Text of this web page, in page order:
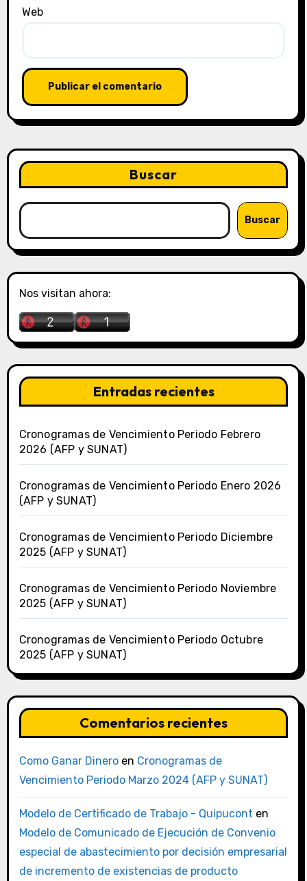
Web
Buscar
Buscar
Nos visitan ahora:
Entradas recientes
Cronogramas de Vencimiento Periodo Febrero
2026 (AFP y SUNAT)
Cronogramas de Vencimiento Periodo Enero 2026
(AFP y SUNAT)
Cronogramas de Vencimiento Periodo Diciembre
2025 (AFP y SUNAT)
Cronogramas de Vencimiento Periodo Noviembre
2025 (AFP y SUNAT)
Cronogramas de Vencimiento Periodo Octubre
2025 (AFP y SUNAT)
Comentarios recientes
Como Ganar Dineroen Cronogramas de
Vencimiento Periodo Marzo 2024 (AFP y SUNAT)
Modelo de Certificado de Trabajo - Quipucont en
Modelo de Comunicado de Ejecución de Convenio
especial de abastecimiento por decisión empresarial
de incremento de existencias de producto